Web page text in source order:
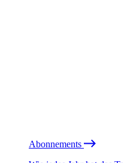
Abonnements